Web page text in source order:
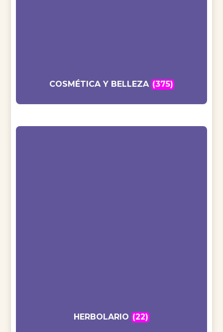
COSMÉTICA Y BELLEZA (375)
HERBOLARIO (22)